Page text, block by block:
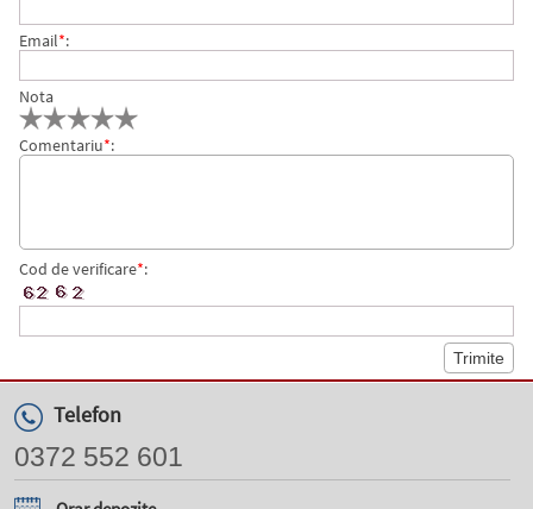
Email*:
Nota
Comentariu*:
Cod de verificare*:
Telefon
0372 552 601